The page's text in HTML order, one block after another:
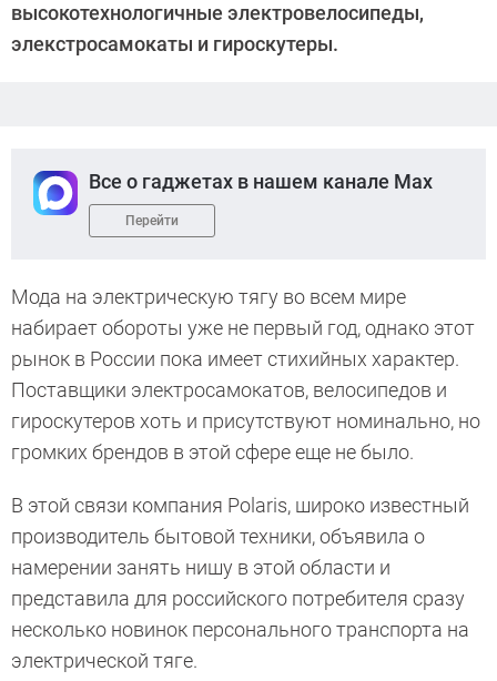
высокотехнологичные электровелосипеды,
элекстросамокаты и гироскутеры.
Все о гаджетах в нашем канале Max
Перейти
Мода на электрическую тягу во всем мире
набирает обороты уже не первый год, однако этот
рынок в России пока имеет стихийных характер.
Поставщики электросамокатов, велосипедов и
гироскутеров хоть и присутствуют номинально, но
громких брендов в этой сфере еще не было.
В этой связи компания Polaris, широко известный
производитель бытовой техники, объявила о
намерении занять нишу в этой области и
представила для российского потребителя сразу
несколько новинок персонального транспорта на
электрической тяге.